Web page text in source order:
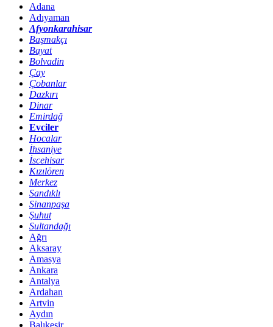
Adana
Adıyaman
Afyonkarahisar
Başmakçı
Bayat
Bolvadin
Çay
Çobanlar
Dazkırı
Dinar
Emirdağ
Evciler
Hocalar
İhsaniye
İscehisar
Kızılören
Merkez
Sandıklı
Sinanpaşa
Şuhut
Sultandağı
Ağrı
Aksaray
Amasya
Ankara
Antalya
Ardahan
Artvin
Aydın
Balıkesir